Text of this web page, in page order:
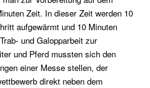
Zeit. In dieser Zeit werden 10
aufgewärmt und 10 Minuten
und Galopparbeit zur
und Pferd mussten sich den
einer Messe stellen, der
direkt neben dem